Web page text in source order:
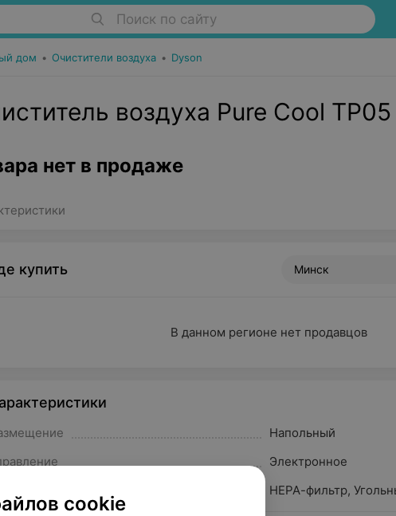
Поиск по сайту
дом • Очистители воздуха • Dyson
воздуха Pure Cool
нет в продаже
купить Минск
В данном регионе нет продавцов
Напольный
Электронное
НЕРА-фильтр,
cookie